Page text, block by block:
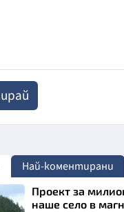
Най-коментирани
Проект за
наше село в